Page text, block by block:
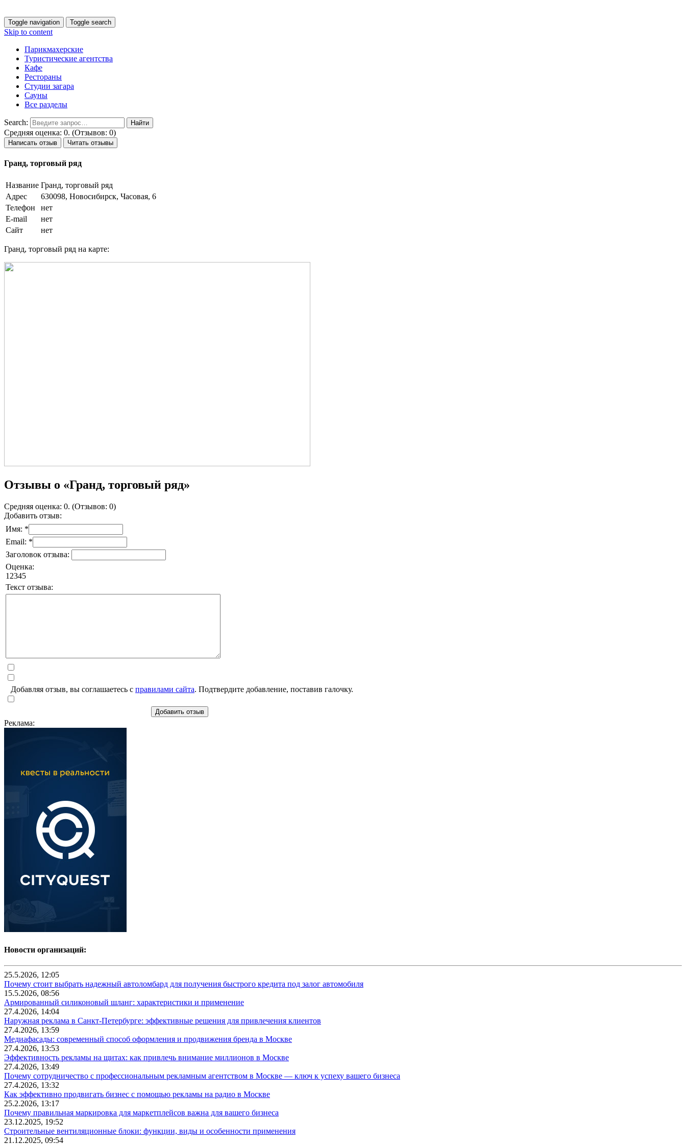
Toggle navigation Toggle search
Skip to content
Парикмахерские
Туристические агентства
Кафе
Рестораны
Студии загара
Сауны
Все разделы
Search:
Средняя оценка: 0. (Отзывов: 0)
Написать отзыв Читать отзывы
Гранд, торговый ряд
Название Гранд, торговый ряд
Адрес
630098, Новосибирск, Часовая, 6
Телефон
нет
E-mail
нет
Сайт
нет
Гранд, торговый ряд на карте:
Отзывы о «Гранд, торговый ряд»
Средняя оценка: 0. (Отзывов: 0)
Добавить отзыв:
Имя: *
Email: *
Заголовок отзыва:
Оценка:
1 2345
Текст отзыва:
Добавляя отзыв, вы соглашаетесь с правилами сайта. Подтвердите добавление, поставив галочку.
Добавить отзыв
Реклама:
Новости организаций:
25.5.2026, 12:05
Почему стоит выбрать надежный автоломбард для получения быстрого кредита под залог автомобиля
15.5.2026, 08:56
Армированный силиконовый шланг: характеристики и применение
27.4.2026, 14:04
Наружная реклама в Санкт-Петербурге: эффективные решения для привлечения клиентов
27.4.2026, 13:59
Медиафасады: современный способ оформления и продвижения бренда в Москве
27.4.2026, 13:53
Эффективность рекламы на щитах: как привлечь внимание миллионов в Москве
27.4.2026, 13:49
Почему сотрудничество с профессиональным рекламным агентством в Москве — ключ к успеху вашего бизнеса
27.4.2026, 13:32
Как эффективно продвигать бизнес с помощью рекламы на радио в Москве
25.2.2026, 13:17
Почему правильная маркировка для маркетплейсов важна для вашего бизнеса
23.12.2025, 19:52
Строительные вентиляционные блоки: функции, виды и особенности применения
21.12.2025, 09:54